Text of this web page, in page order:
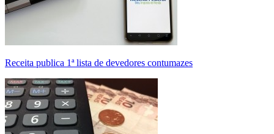
Receita publica 1ª lista de devedores contumazes